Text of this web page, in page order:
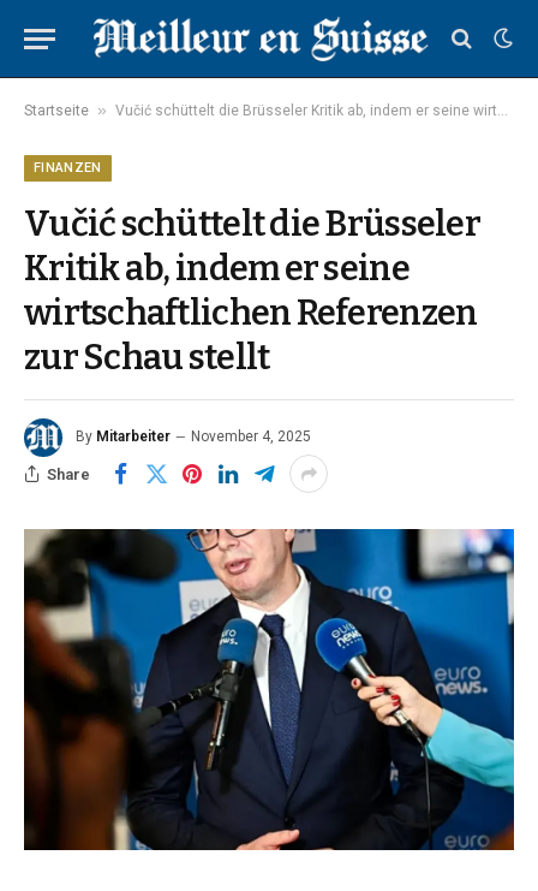
Startseite » Vučić schüttelt die Brüsseler Kritik ab, indem er seine wirtschaftlichen Referenzen zur Schau stellt
FINANZEN
Vučić schüttelt die Brüsseler
Kritik ab, indem er seine
wirtschaftlichen Referenzen
zur Schau stellt
By Mitarbeiter November 4, 2025
Share